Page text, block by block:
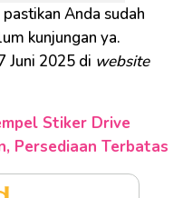
Anda sudah
kunjungan ya.
Juni 2025 di website
Stiker Drive
Persediaan Terbatas